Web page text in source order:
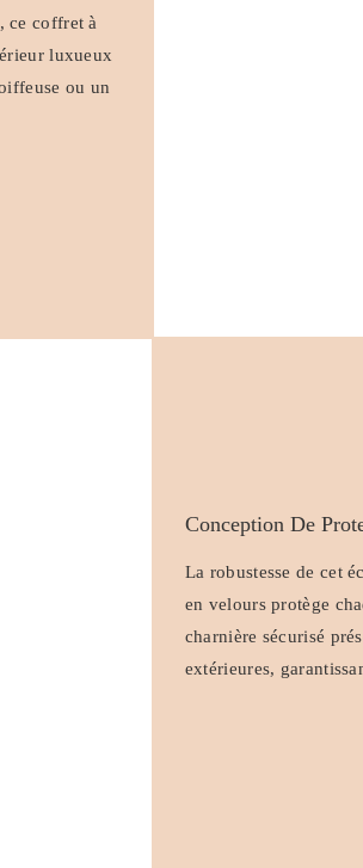
ce coffret à
luxueux
ou un
Conception De
La robustesse de cet
en velours protège
charnière sécurisé
extérieures,